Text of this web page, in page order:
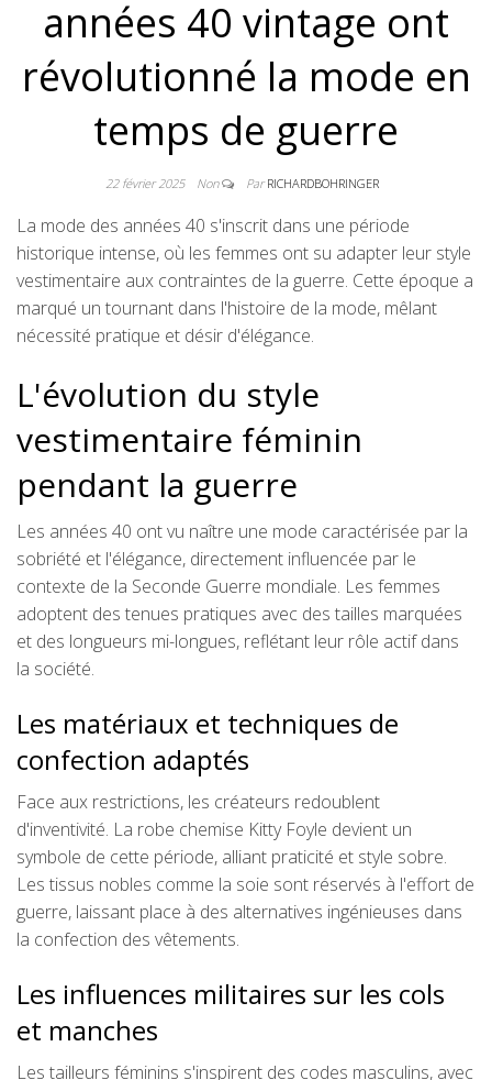
années 40 vintage ont
révolutionné la mode en
temps de guerre
22 février 2025 Non ParRICHARDBOHRINGER
La mode des années 40 s'inscrit dans une période
historique intense, où les femmes ont su adapter leur style
vestimentaire aux contraintes de la guerre. Cette époque a
marqué un tournant dans l'histoire de la mode, mêlant
nécessité pratique et désir d'élégance.
L'évolution du style
vestimentaire féminin
pendant la guerre
Les années 40 ont vu naître une mode caractérisée par la
sobriété et l'élégance, directement influencée par le
contexte de la Seconde Guerre mondiale. Les femmes
adoptent des tenues pratiques avec des tailles marquées
et des longueurs mi-longues, reflétant leur rôle actif dans
la société.
Les matériaux et techniques de
confection adaptés
Face aux restrictions, les créateurs redoublent
d'inventivité. La robe chemise Kitty Foyle devient un
symbole de cette période, alliant praticité et style sobre.
Les tissus nobles comme la soie sont réservés à l'effort de
guerre, laissant place à des alternatives ingénieuses dans
la confection des vêtements.
Les influences militaires sur les cols
et manches
Les tailleurs féminins s'inspirent des codes masculins, avec